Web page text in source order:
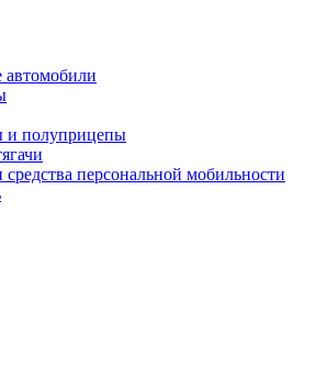
автомобили
и полуприцепы
персональной мобильности